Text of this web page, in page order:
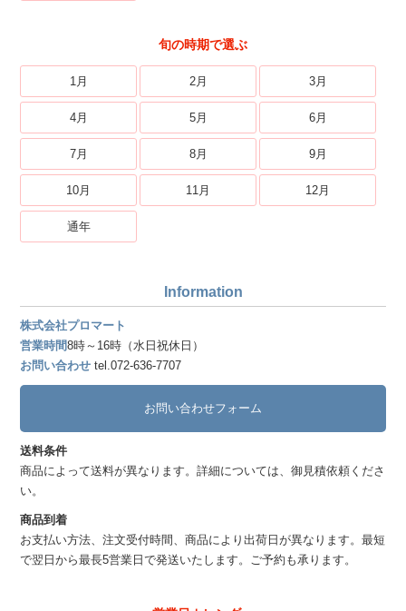
旬の時期で選ぶ
1月 2月 3月
4月 5月 6月
7月 8月 9月
10月 11月 12月
通年
Information
株式会社プロマート
営業時間8時～16時（水日祝休日）
お問い合わせ tel.072-636-7707
お問い合わせフォーム
送料条件
商品によって送料が異なります。詳細については、御見積依頼くださ
い。
商品到着
お支払い方法、注文受付時間、商品により出荷日が異なります。最短
で翌日から最長5営業日で発送いたします。ご予約も承ります。